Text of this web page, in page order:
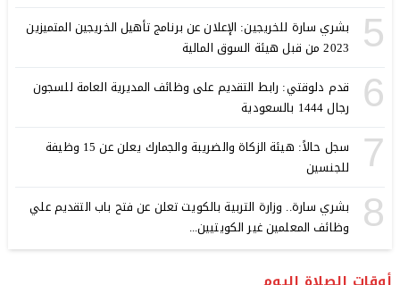
5
بشري سارة للخريجين: الإعلان عن برنامج تأهيل الخريجين المتميزين
2023 من قبل هيئة السوق المالية
6
قدم دلوقتي: رابط التقديم على وظائف المديرية العامة للسجون
رجال 1444 بالسعودية
7
سجل حالاً: هيئة الزكاة والضريبة والجمارك يعلن عن 15 وظيفة
للجنسين
8
بشري سارة.. وزارة التربية بالكويت تعلن عن فتح باب التقديم علي
وظائف المعلمين غير الكويتيين...